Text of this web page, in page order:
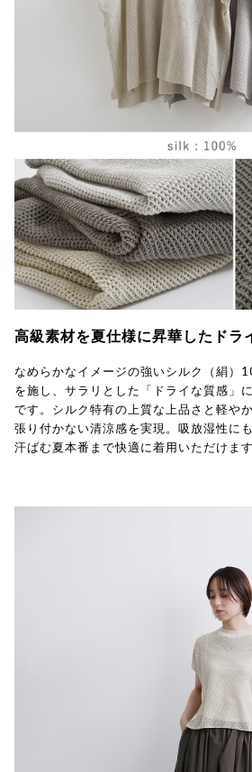
高級素材を夏仕様に昇華したドラ
なめらかなイメージの強いシルク（絹）
を施し、サラリとした「ドライな質感」
です。シルク特有の上質な上品さと軽や
張り付かない清涼感を実現。吸放湿性に
汗ばむ夏本番まで快適に着用いただけます